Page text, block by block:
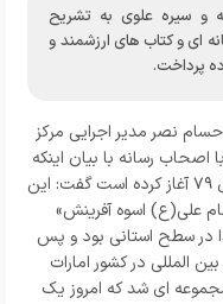
و سیره علوی به تشریح
ای و کتاب های ارزشمند و
پرداخت.
حسام نصر مدیر اجرایی مرکز
رسانه با بیان اینکه
۷۹آغاز کرده است گفت: این
علی(ع) اسوه آفرینش»
در سطح استانی بود و پس
المللی در کشور امارات
ای شد که امروز یک